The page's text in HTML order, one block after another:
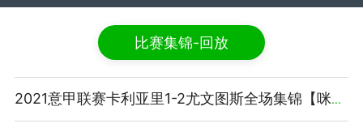
比赛集锦-回放
2021意甲联赛卡利亚里1-2尤文图斯全场集锦【咪咕视频】